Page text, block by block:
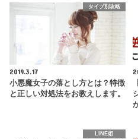
タイプ別攻略
2019.3.17
小悪魔女子の落とし方とは？特徴
と正しい対処法をお教えします。
LINE術